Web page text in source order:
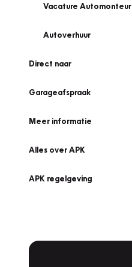
Vacature Automonteur
Autoverhuur
Direct naar
Garageafspraak
Meer informatie
Alles over APK
APK regelgeving